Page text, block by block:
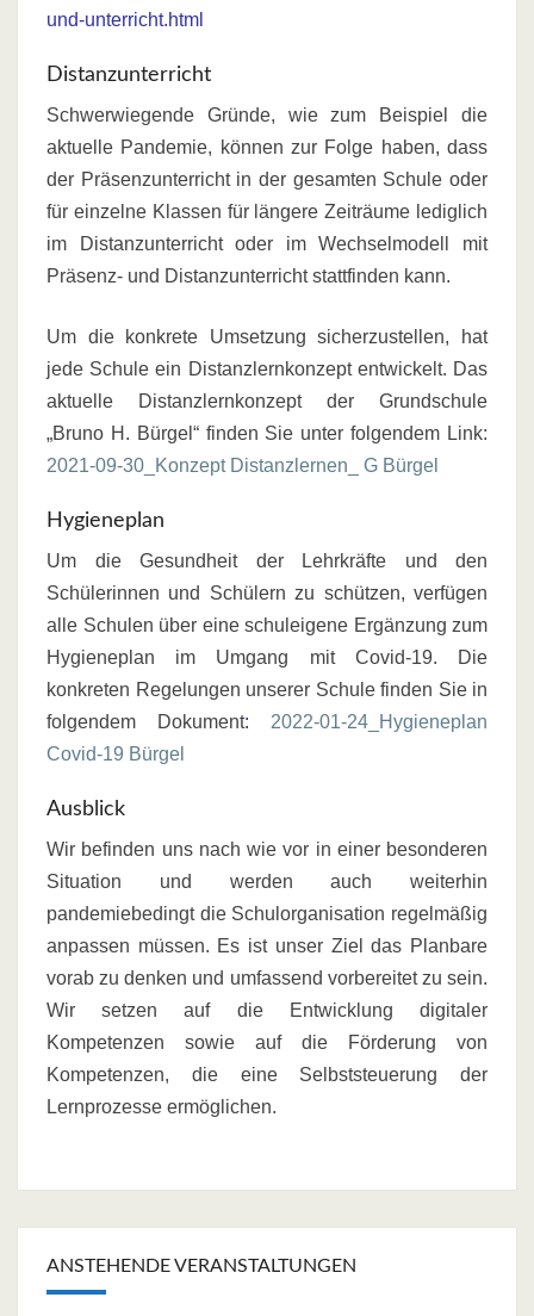
und-unterricht.html
Distanzunterricht
Schwerwiegende Gründe, wie zum Beispiel die
aktuelle Pandemie, können zur Folge haben, dass
der Präsenzunterricht in der gesamten Schule oder
für einzelne Klassen für längere Zeiträume lediglich
im Distanzunterricht oder im Wechselmodell mit
Präsenz- und Distanzunterricht stattfinden kann.
Um die konkrete Umsetzung sicherzustellen, hat
jede Schule ein Distanzlernkonzept entwickelt. Das
aktuelle Distanzlernkonzept der Grundschule
„Bruno H. Bürgel“ finden Sie unter folgendem Link:
2021-09-30_Konzept Distanzlernen_ G Bürgel
Hygieneplan
Um die Gesundheit der Lehrkräfte und den
Schülerinnen und Schülern zu schützen, verfügen
alle Schulen über eine schuleigene Ergänzung zum
Hygieneplan im Umgang mit Covid-19. Die
konkreten Regelungen unserer Schule finden Sie in
folgendem Dokument: 2022-01-24_Hygieneplan
Covid-19 Bürgel
Ausblick
Wir befinden uns nach wie vor in einer besonderen
Situation und werden auch weiterhin
pandemiebedingt die Schulorganisation regelmäßig
anpassen müssen. Es ist unser Ziel das Planbare
vorab zu denken und umfas­send vorbereitet zu sein.
Wir setzen auf die Entwicklung digitaler
Kompetenzen sowie auf die Förderung von
Kompetenzen, die eine Selbststeuerung der
Lernprozesse ermöglichen.
ANSTEHENDE VERANSTALTUNGEN